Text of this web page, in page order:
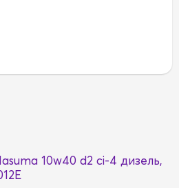
10w40 d2 ci-4 дизель,